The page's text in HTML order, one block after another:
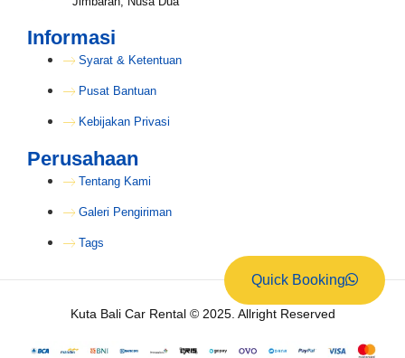
Quick Booking
Informasi
Syarat & Ketentuan
Pusat Bantuan
Kebijakan Privasi
Perusahaan
Tentang Kami
Galeri Pengiriman
Tags
Kuta Bali Car Rental © 2025. Allright Reserved